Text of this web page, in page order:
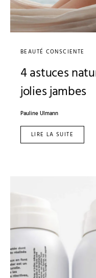
BEAUTÉ CONSCIENTE
4 astuces
jolies jambes
Pauline Ulmann
LIRE LA SUITE